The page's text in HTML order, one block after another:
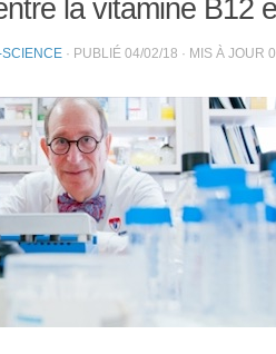
la vitamine B12
· PUBLIÉ 04/02/18 · MIS À JOUR